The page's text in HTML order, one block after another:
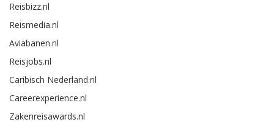
Reisbizz.nl
Reismedia.nl
Aviabanen.nl
Reisjobs.nl
Caribisch Nederland.nl
Careerexperience.nl
Zakenreisawards.nl